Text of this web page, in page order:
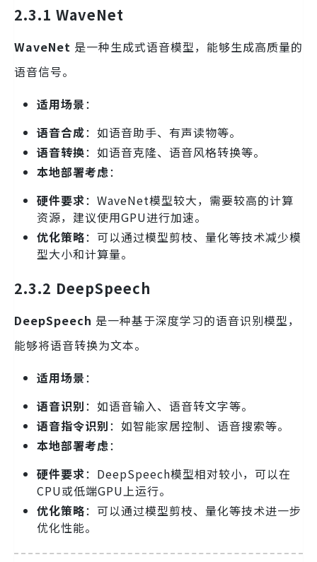
2.3.1 WaveNet
WaveNet 是一种生成式语音模型，能够生成高质量的
语音信号。
适用场景：
语音合成：如语音助手、有声读物等。
语音转换：如语音克隆、语音风格转换等。
本地部署考虑：
硬件要求：WaveNet模型较大，需要较高的计算
资源，建议使用GPU进行加速。
优化策略：可以通过模型剪枝、量化等技术减少模
型大小和计算量。
2.3.2 DeepSpeech
DeepSpeech 是一种基于深度学习的语音识别模型，
能够将语音转换为文本。
适用场景：
语音识别：如语音输入、语音转文字等。
语音指令识别：如智能家居控制、语音搜索等。
本地部署考虑：
硬件要求：DeepSpeech模型相对较小，可以在
CPU或低端GPU上运行。
优化策略：可以通过模型剪枝、量化等技术进一步
优化性能。